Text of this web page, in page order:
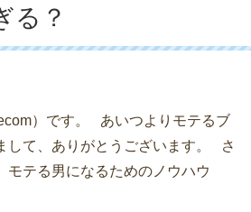
る？
）です。 あいつよりモテるブ
して、ありがとうございます。 さ
モテる男になるためのノウハウ